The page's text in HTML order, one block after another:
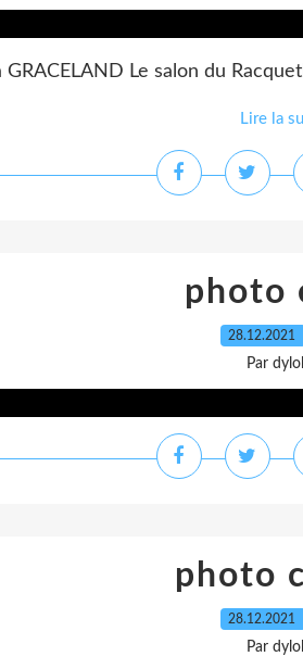
GRACELAND Le salon du
Lire la
photo
28.12.2021
Par
photo
28.12.2021
Par